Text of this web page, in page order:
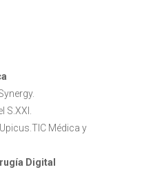
S.XXI.
Médica y
Digital